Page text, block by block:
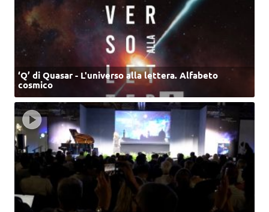
‘Q’ di Quasar - L'universo alla lettera. Alfabeto
cosmico